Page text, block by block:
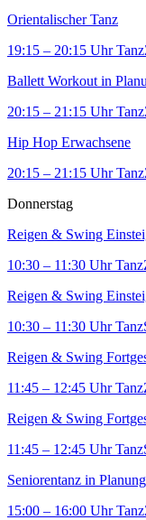
Orientalischer Tanz
19:15 – 20:15 Uhr
Ballett Workout in
20:15 – 21:15 Uhr
Hip Hop Erwachsene
20:15 – 21:15 Uhr
Donnerstag
Reigen & Swing
10:30 – 11:30 Uhr
Reigen & Swing
10:30 – 11:30 Uhr
Reigen & Swing
11:45 – 12:45 Uhr
Reigen & Swing
11:45 – 12:45 Uhr
Seniorentanz in Planung
15:00 – 16:00 Uhr